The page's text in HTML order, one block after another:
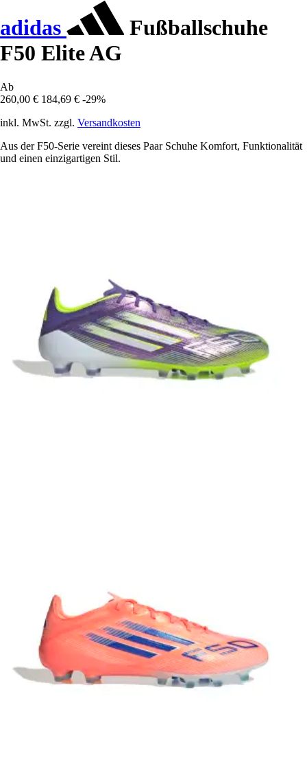
adidas
Fußballschuhe
F50 Elite AG
Ab
260,00 € 184,69 € -29%
inkl. MwSt. zzgl. Versandkosten
Aus der F50-Serie vereint dieses Paar Schuhe Komfort, Funktionalität
und einen einzigartigen Stil.